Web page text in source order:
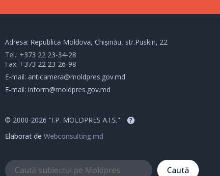
Adresa: Republica Moldova, Chișinău, str.Puskin, 22
Tel.: +373 22 23-34-28
Fax: +373 22 23-26-98
E-mail: anticamera@moldpres.gov.md
E-mail: inform@moldpres.gov.md
© 2000-2026 "I.P. MOLDPRES A.I.S." ?
Elaborat de Webconsulting.md
Caută